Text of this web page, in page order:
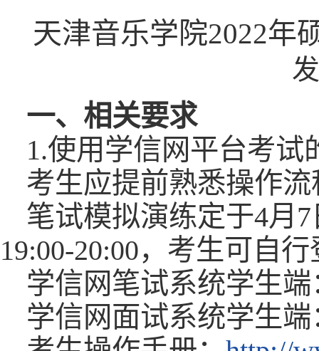
天津音乐学院2022年
一、相关要求
1.使用学信网平台考试
考生应提前熟悉操作
笔试模拟演练定于4月
19:00-20:00，考生可自
学信网笔试系统学生端
学信网面试系统学生端